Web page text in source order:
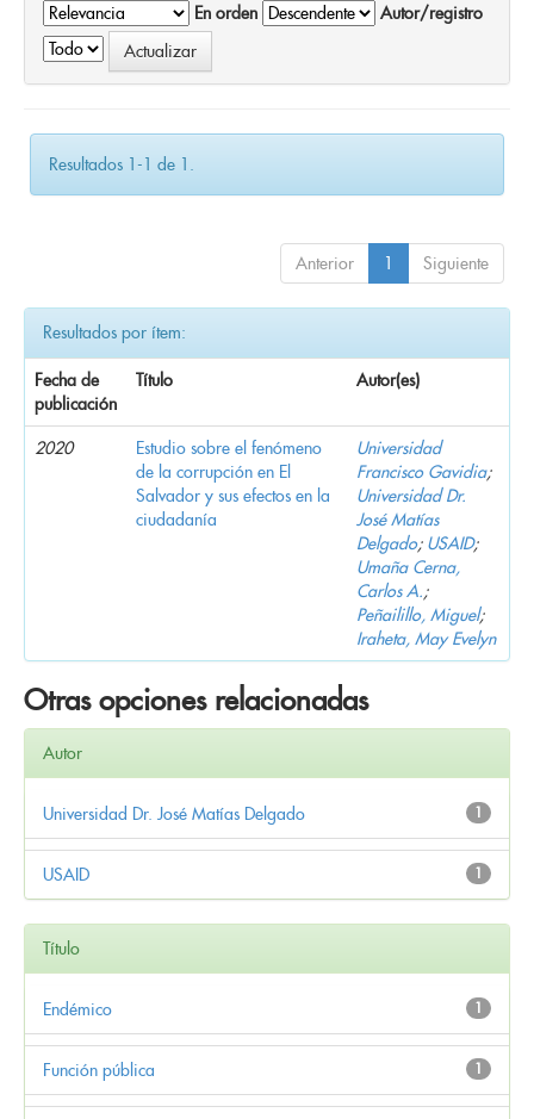
En orden
Autor/registro
Resultados 1-1 de 1.
Anterior 1 Siguiente
Resultados por ítem:
Fecha de
publicación
Título Autor(es)
2020
Estudio sobre el fenómeno
de la corrupción en El
Salvador y sus efectos en la
ciudadanía
Universidad
Francisco Gavidia;
Universidad Dr.
José Matías
Delgado; USAID;
Umaña Cerna,
Carlos A.;
Peñailillo, Miguel;
Iraheta, May Evelyn
Otras opciones relacionadas
Autor
1
Universidad Dr. José Matías Delgado
1
USAID
Título
1
Endémico
1
Función pública